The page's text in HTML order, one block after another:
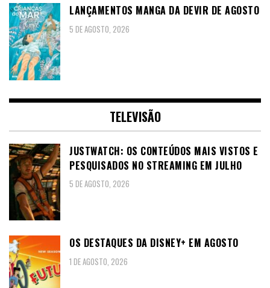
LANÇAMENTOS MANGA DA DEVIR DE AGOSTO
5 DE AGOSTO, 2026
TELEVISÃO
JUSTWATCH: OS CONTEÚDOS MAIS VISTOS E
PESQUISADOS NO STREAMING EM JULHO
5 DE AGOSTO, 2026
OS DESTAQUES DA DISNEY+ EM AGOSTO
1 DE AGOSTO, 2026